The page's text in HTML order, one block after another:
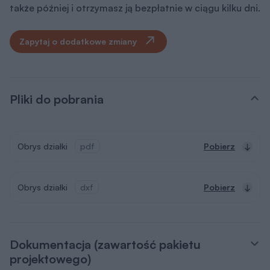
także później i otrzymasz ją bezpłatnie w ciągu kilku dni.
Zapytaj o dodatkowe zmiany
Pliki do pobrania
Obrys działki pdf Pobierz
Obrys działki dxf Pobierz
Dokumentacja (zawartość pakietu
projektowego)